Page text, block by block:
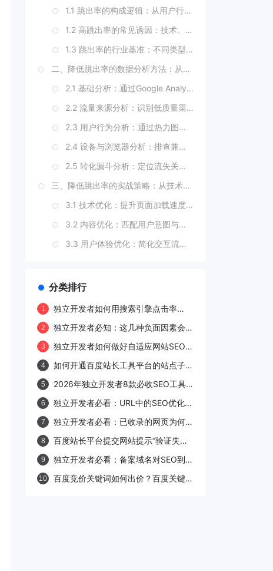
1.1 跳出率的构成逻辑：从用户行为到数据指标
1.2 高跳出率的常见诱因：技术、内容与体验的三重漏洞
1.3 跳出率的行业基准：不同类型网站的合理范围
二、降低跳出率的数据分析方法：从指标拆解到问题定位
2.1 基础分析：通过Google Analytics定位高跳出率页面
2.2 流量来源分析：识别低质量渠道
2.3 用户行为分析：通过热力图与会话记录挖掘痛点
2.4 设备与浏览器分析：排查兼容性问题
2.5 转化漏斗分析：定位流失关键节点
三、降低跳出率的实战策略：从技术优化到内容升级
3.1 技术优化：提升页面加载速度与稳定性
3.2 内容优化：匹配用户意图与提升可读性
3.3 用户体验优化：简化交互流程与增强信任感
四、降低跳出率的持续监控与迭代
4.2 定期进行A/B测试
4.3 用户反馈收集与响应
结语
分类排行
1
独立开发者如何用搜索引擎点击率
2
独立开发者必知：这几种负面因素会严
3
独立开发者如何做好自适应网站SEO优
4
如何开通百度站长工具平台的站点子链
5
2026年独立开发者8款必收SEO工具
6
独立开发者必看：URL中的SEO优化技
7
独立开发者必看：已收录的网页为何突
8
百度站长平台提交网站提示“验证失
9
独立开发者必看：备案域名对SEO到底
10
百度竞价关键词如何出价？百度关键词